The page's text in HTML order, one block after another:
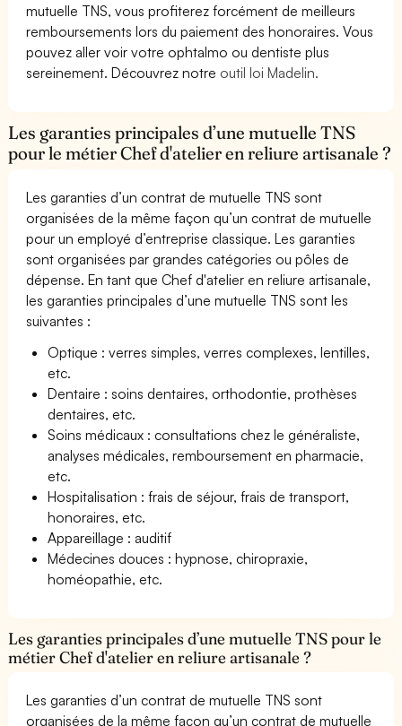
mutuelle TNS, vous profiterez forcément de meilleurs
remboursements lors du paiement des honoraires. Vous
pouvez aller voir votre ophtalmo ou dentiste plus
sereinement. Découvrez notre outil loi Madelin.
Les garanties principales d’une mutuelle TNS
pour le métier Chef d'atelier en reliure artisanale ?
Les garanties d’un contrat de mutuelle TNS sont
organisées de la même façon qu’un contrat de mutuelle
pour un employé d’entreprise classique. Les garanties
sont organisées par grandes catégories ou pôles de
dépense. En tant que Chef d'atelier en reliure artisanale,
les garanties principales d’une mutuelle TNS sont les
suivantes :
Optique : verres simples, verres complexes, lentilles,
etc.
Dentaire : soins dentaires, orthodontie, prothèses
dentaires, etc.
Soins médicaux : consultations chez le généraliste,
analyses médicales, remboursement en pharmacie,
etc.
Hospitalisation : frais de séjour, frais de transport,
honoraires, etc.
Appareillage : auditif
Médecines douces : hypnose, chiropraxie,
homéopathie, etc.
Les garanties principales d’une mutuelle TNS pour le
métier Chef d'atelier en reliure artisanale ?
Les garanties d’un contrat de mutuelle TNS sont
organisées de la même façon qu’un contrat de mutuelle